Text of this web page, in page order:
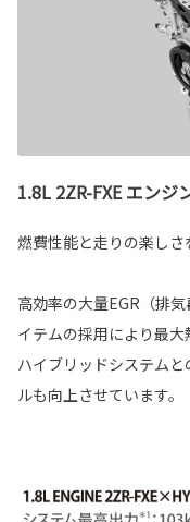
1.8L 2ZR-FXE エンジ
燃費性能と走りの楽しさ
高効率の大量EGR（排
イテムの採用により最
ハイブリッドシステム
ルも向上させています。